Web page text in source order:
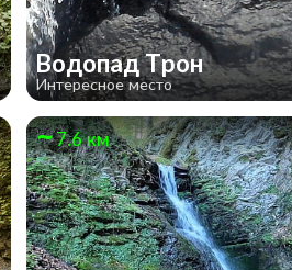
Водопад Трон
Интересное место
7.6 км